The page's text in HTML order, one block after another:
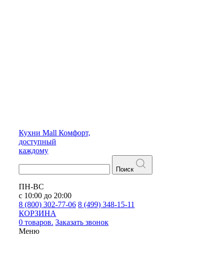
Кухни Mall Комфорт,
доступный
каждому
Поиск
ПН-ВС
с 10:00 до 20:00
8 (800) 302-77-06 8 (499) 348-15-11
КОРЗИНА
0 товаров. Заказать звонок
Меню